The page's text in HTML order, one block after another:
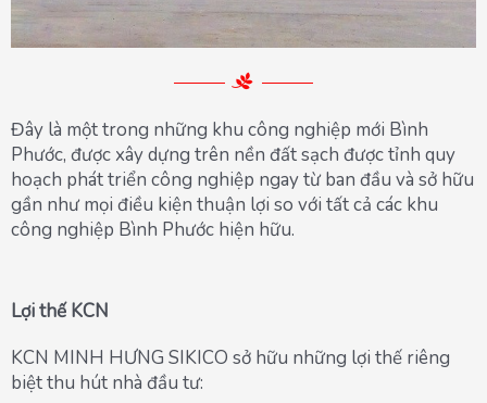
Đây là một trong những khu công nghiệp mới Bình
Phước, được xây dựng trên nền đất sạch được tỉnh quy
hoạch phát triển công nghiệp ngay từ ban đầu và sở hữu
gần như mọi điều kiện thuận lợi so với tất cả các khu
công nghiệp Bình Phước hiện hữu.
Lợi thế KCN
KCN MINH HƯNG SIKICO sở hữu những lợi thế riêng
biệt thu hút nhà đầu tư: